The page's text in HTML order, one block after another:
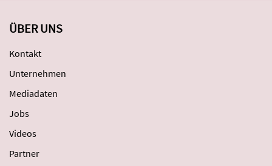
ÜBER UNS
Kontakt
Unternehmen
Mediadaten
Jobs
Videos
Partner